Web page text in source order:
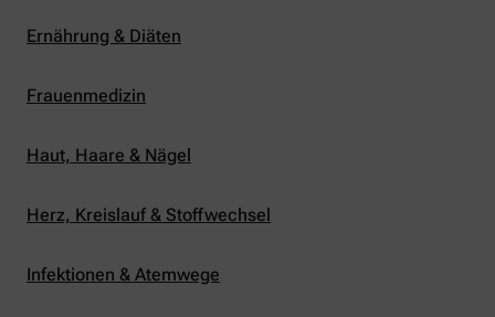
Ernährung & Diäten
Frauenmedizin
Haut, Haare & Nägel
Herz, Kreislauf & Stoffwechsel
Infektionen & Atemwege